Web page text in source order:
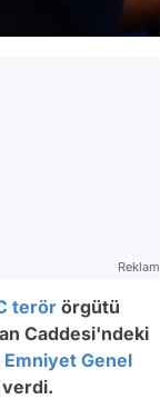
Reklam
terör örgütü
Caddesi'ndeki
Emniyet Genel
verdi.